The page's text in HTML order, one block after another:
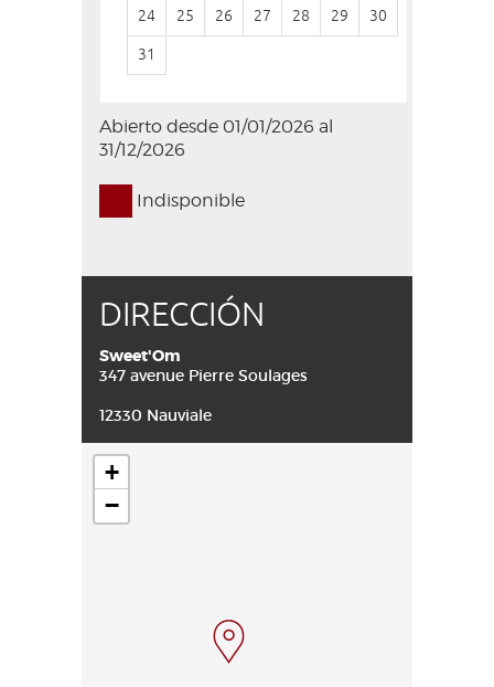
24 25 26 27 28 29 30
31
Abierto desde 01/01/2026 al
31/12/2026
Indisponible
DIRECCIÓN
Sweet'Om
347 avenue Pierre Soulages
12330 Nauviale
+
−